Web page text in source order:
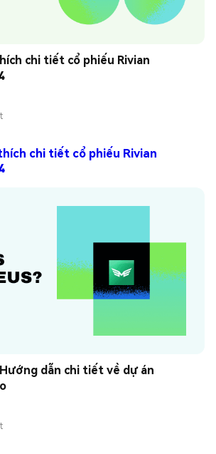
chi tiết cổ phiếu Rivian
chi tiết cổ phiếu Rivian
dẫn chi tiết về dự án